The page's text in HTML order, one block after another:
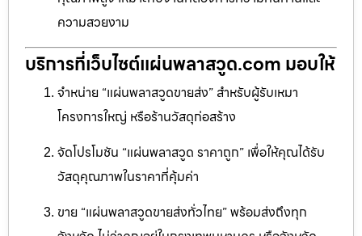
ความสวยงาม
บริการที่เว็บไซต์แผ่นพลาสวูด.com มอบให้
จำหน่าย “แผ่นพลาสวูดขายส่ง” สำหรับผู้รับเหมา
โครงการใหญ่ หรือร้านวัสดุก่อสร้าง
จัดโปรโมชัน “แผ่นพลาสวูด ราคาถูก” เพื่อให้คุณได้รับ
วัสดุคุณภาพในราคาที่คุ้มค่า
ขาย “แผ่นพลาสวูดขายส่งทั่วไทย” พร้อมส่งถึงทุก